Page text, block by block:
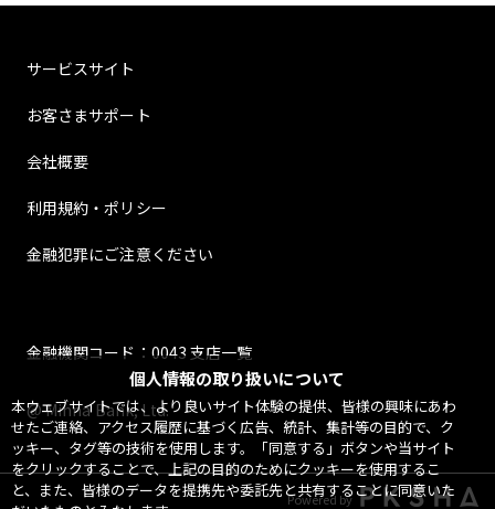
個人情報の取り扱いについて
本ウェブサイトでは、より良いサイト体験の提供、皆様の興味にあわ
せたご連絡、アクセス履歴に基づく広告、統計、集計等の目的で、ク
ッキー、タグ等の技術を使用します。「同意する」ボタンや当サイト
をクリックすることで、上記の目的のためにクッキーを使用するこ
と、また、皆様のデータを提携先や委託先と共有することに同意いた
サービスサイト
お客さまサポート
会社概要
利用規約・ポリシー
金融犯罪にご注意ください
金融機関コード：0043 支店一覧
@ Minna Bank, Ltd.
Powered by